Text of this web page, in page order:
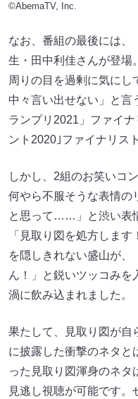
©AbemaTV, Inc.
なお、番組の最後には、
生・田中利佳さんが登場
周りの目を過剰に気にし
中々言い出せない」と言
ランプリ2021」ファイ
ント2020｣ファイナリス
しかし、2組のお笑いコ
何やら不服そうな表情の
と思って……」と渋い表
「見取り図を処方しま
を隠しきれない盛山が
ん！」と鋭いツッコみを
渦に飲み込まれました。
果たして、見取り図が自
に披露した衝撃のネタ
った見取り図渾身のネ
見逃し視聴が可能です。